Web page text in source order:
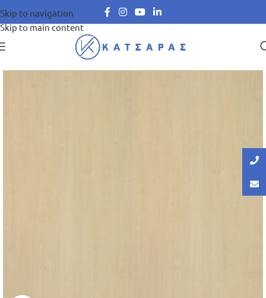
Skip to navigation
Skip to main content